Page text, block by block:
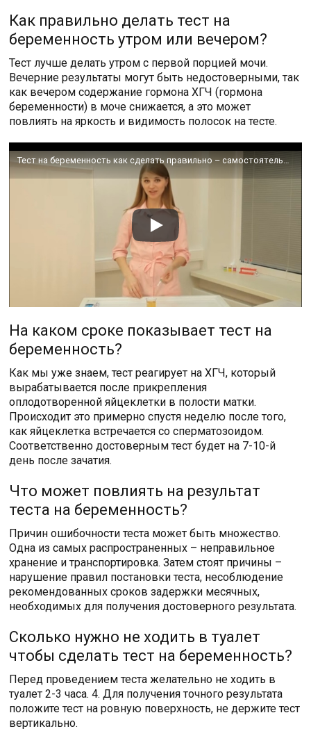
Как правильно делать тест на
беременность утром или вечером?
Тест лучше делать утром с первой порцией мочи.
Вечерние результаты могут быть недостоверными, так
как вечером содержание гормона ХГЧ (гормона
беременности) в моче снижается, а это может
повлиять на яркость и видимость полосок на тесте.
Тест на беременность как сделать правильно – самостоятельно определение беременности на раннем сроке
На каком сроке показывает тест на
беременность?
Как мы уже знаем, тест реагирует на ХГЧ, который
вырабатывается после прикрепления
оплодотворенной яйцеклетки в полости матки.
Происходит это примерно спустя неделю после того,
как яйцеклетка встречается со сперматозоидом.
Соответственно достоверным тест будет на 7-10-й
день после зачатия.
Что может повлиять на результат
теста на беременность?
Причин ошибочности теста может быть множество.
Одна из самых распространенных – неправильное
хранение и транспортировка. Затем стоят причины –
нарушение правил постановки теста, несоблюдение
рекомендованных сроков задержки месячных,
необходимых для получения достоверного результата.
Сколько нужно не ходить в туалет
чтобы сделать тест на беременность?
Перед проведением теста желательно не ходить в
туалет 2-3 часа. 4. Для получения точного результата
положите тест на ровную поверхность, не держите тест
вертикально.